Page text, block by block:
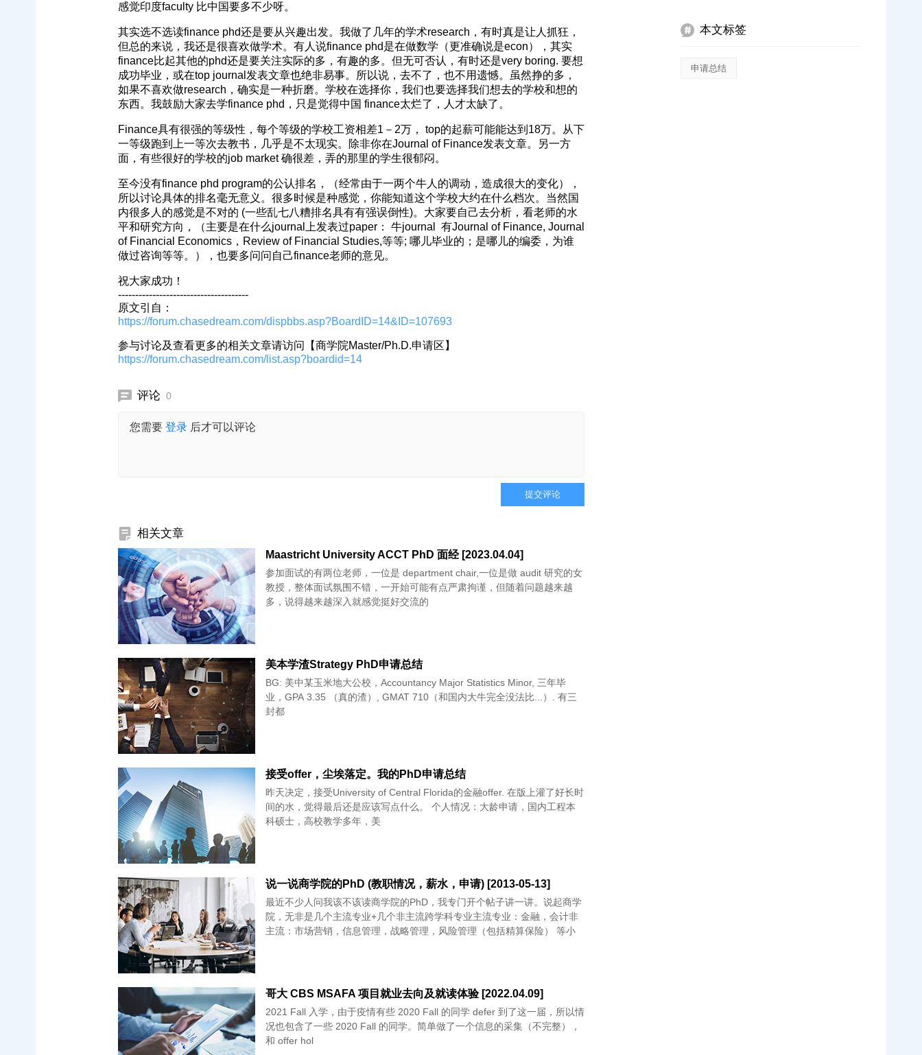
感觉印度faculty 比中国要多不少呀。
其实选不选读finance phd还是要从兴趣出发。我做了几年的学术research，有时真是让人抓狂，
但总的来说，我还是很喜欢做学术。有人说finance phd是在做数学（更准确说是econ），其实
finance比起其他的phd还是要关注实际的多，有趣的多。但无可否认，有时还是very boring. 要想
成功毕业，或在top journal发表文章也绝非易事。所以说，去不了，也不用遗憾。虽然挣的多，
如果不喜欢做research，确实是一种折磨。学校在选择你，我们也要选择我们想去的学校和想的
东西。我鼓励大家去学finance phd，只是觉得中国 finance太烂了，人才太缺了。
Finance具有很强的等级性，每个等级的学校工资相差1－2万， top的起薪可能能达到18万。从下
一等级跑到上一等次去教书，几乎是不太现实。除非你在Journal of Finance发表文章。另一方
面，有些很好的学校的job market 确很差，弄的那里的学生很郁闷。
至今没有finance phd program的公认排名，（经常由于一两个牛人的调动，造成很大的变化），
所以讨论具体的排名毫无意义。很多时候是种感觉，你能知道这个学校大约在什么档次。当然国
内很多人的感觉是不对的 (一些乱七八糟排名具有有强误倒性)。大家要自己去分析，看老师的水
平和研究方向，（主要是在什么journal上发表过paper： 牛journal 有Journal of Finance, Journal
of Financial Economics，Review of Financial Studies,等等; 哪儿毕业的；是哪儿的编委，为谁
做过咨询等等。），也要多问问自己finance老师的意见。
祝大家成功！
--------------------------------------
原文引自：
https://forum.chasedream.com/dispbbs.asp?BoardID=14&ID=107693
参与讨论及查看更多的相关文章请访问【商学院Master/Ph.D.申请区】
https://forum.chasedream.com/list.asp?boardid=14
评论 0
您需要 登录 后才可以评论
提交评论
相关文章
Maastricht University ACCT PhD 面经 [2023.04.04]
参加面试的有两位老师，一位是 department chair,一位是做 audit 研究的女
教授，整体面试氛围不错，一开始可能有点严肃拘谨，但随着问题越来越
多，说得越来越深入就感觉挺好交流的
美本学渣Strategy PhD申请总结
BG: 美中某玉米地大公校，Accountancy Major Statistics Minor, 三年毕
业，GPA 3.35 （真的渣）, GMAT 710（和国内大牛完全没法比...）. 有三
封都
接受offer，尘埃落定。我的PhD申请总结
昨天决定，接受University of Central Florida的金融offer. 在版上灌了好长时
间的水，觉得最后还是应该写点什么。 个人情况：大龄申请，国内工程本
科硕士，高校教学多年，美
说一说商学院的PhD (教职情况，薪水，申请) [2013-05-13]
最近不少人问我该不该读商学院的PhD，我专门开个帖子讲一讲。说起商学
院，无非是几个主流专业+几个非主流跨学科专业主流专业：金融，会计非
主流：市场营销，信息管理，战略管理，风险管理（包括精算保险） 等小
哥大 CBS MSAFA 项目就业去向及就读体验 [2022.04.09]
2021 Fall 入学，由于疫情有些 2020 Fall 的同学 defer 到了这一届，所以情
况也包含了一些 2020 Fall 的同学。简单做了一个信息的采集（不完整），
和 offer hol
本文标签
申请总结